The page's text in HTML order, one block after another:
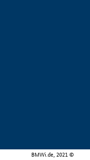
BMWi.de, 2021 ©